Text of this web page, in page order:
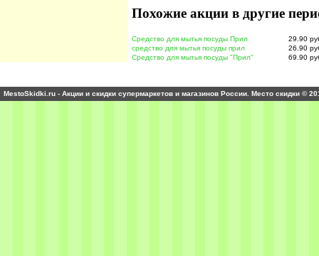
Похожие акции в другие
Средство для мытья посуды Прил
29.90
средство для мытья посуды прил
26.90
Средство для мытья посуды "Прил"
69.90
MestoSkidki.ru - Акции и скидки супермаркетов и магазинов России. Место скидки ©